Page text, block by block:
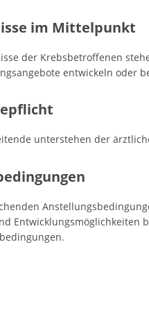
im Mittelpunkt
der Krebsbetroffenen
entwickeln oder
unterstehen der